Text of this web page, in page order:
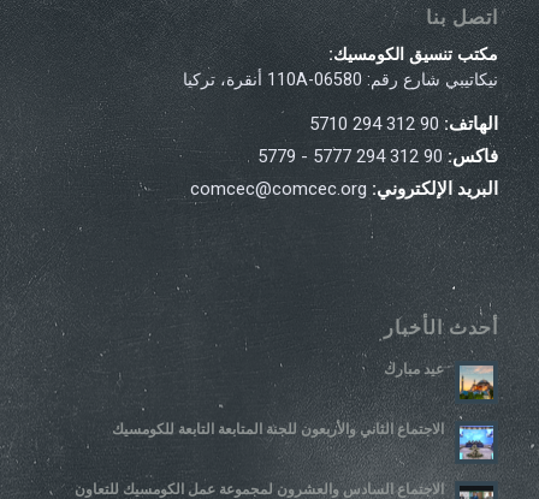
اتصل بنا
مكتب تنسيق الكومسيك:
نيكاتيبي شارع رقم: 110A-06580 أنقرة، تركيا
الهاتف:90 312 294 5710
فاكس:90 312 294 5777 - 5779
البريد الإلكتروني: comcec@comcec.org
أحدث الأخبار
عيد مبارك
الاجتماع الثاني والأربعون للجنة المتابعة التابعة للكومسيك
الاجتماع السادس والعشرون لمجموعة عمل الكومسيك للتعاون